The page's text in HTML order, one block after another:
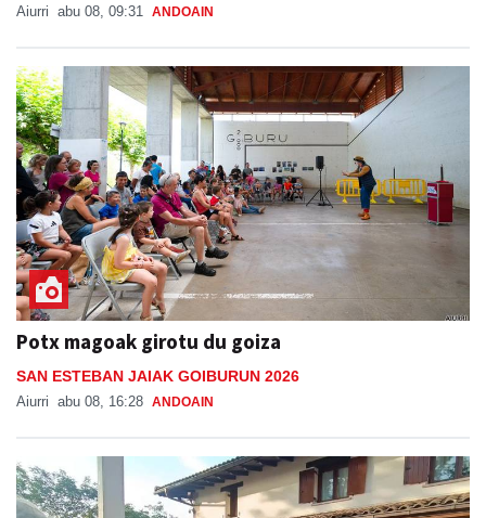
Aiurri abu 08, 09:31 ANDOAIN
Potx magoak girotu du goiza
SAN ESTEBAN JAIAK GOIBURUN 2026
Aiurri abu 08, 16:28 ANDOAIN